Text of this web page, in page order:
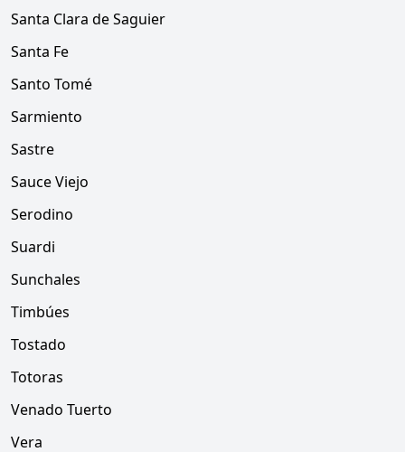
Santa Clara de Saguier
Santa Fe
Santo Tomé
Sarmiento
Sastre
Sauce Viejo
Serodino
Suardi
Sunchales
Timbúes
Tostado
Totoras
Venado Tuerto
Vera